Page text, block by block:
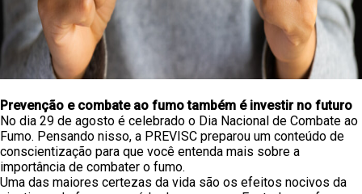
Prevenção e combate ao fumo também é investir no futuro
No dia 29 de agosto é celebrado o Dia Nacional de Combate ao
Fumo. Pensando nisso, a PREVISC preparou um conteúdo de
conscientização para que você entenda mais sobre a
importância de combater o fumo.
Uma das maiores certezas da vida são os efeitos nocivos da